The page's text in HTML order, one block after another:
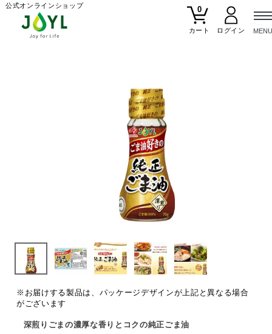
公式オンラインショップ
0
カート
※お届けする製品は、パッケージデザインが上記と異なる場合
がございます
深煎りごまの濃厚な香りとコクの純正ごま油